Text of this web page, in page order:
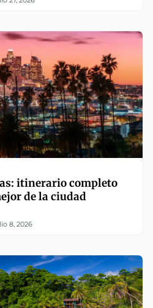
itinerario completo
de la ciudad
8, 2026